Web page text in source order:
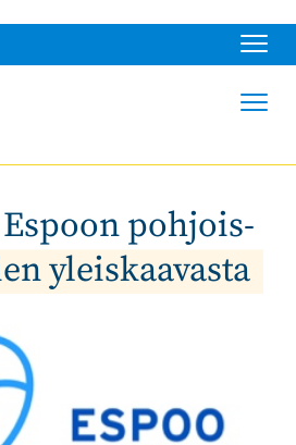
pohjois-
yleiskaavasta